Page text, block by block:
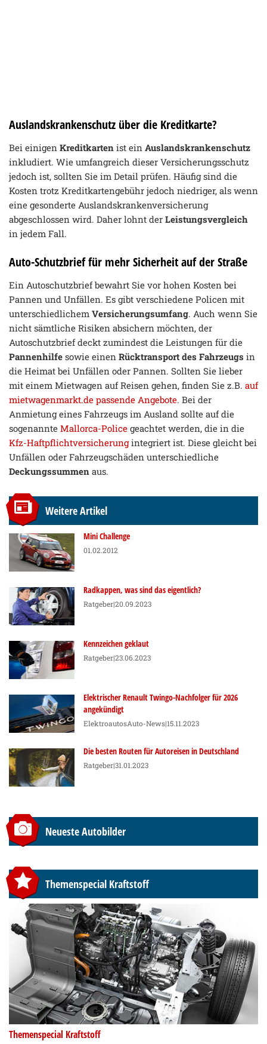
Auslandskrankenschutz über die Kreditkarte?
Bei einigen Kreditkarten ist ein Auslandskrankenschutz
inkludiert. Wie umfangreich dieser Versicherungsschutz
jedoch ist, sollten Sie im Detail prüfen. Häufig sind die
Kosten trotz Kreditkartengebühr jedoch niedriger, als wenn
eine gesonderte Auslandskrankenversicherung
abgeschlossen wird. Daher lohnt der Leistungsvergleich
in jedem Fall.
Auto-Schutzbrief für mehr Sicherheit auf der Straße
Ein Autoschutzbrief bewahrt Sie vor hohen Kosten bei
Pannen und Unfällen. Es gibt verschiedene Policen mit
unterschiedlichem Versicherungsumfang. Auch wenn Sie
nicht sämtliche Risiken absichern möchten, der
Autoschutzbrief deckt zumindest die Leistungen für die
Pannenhilfe sowie einen Rücktransport des Fahrzeugs in
die Heimat bei Unfällen oder Pannen. Sollten Sie lieber
mit einem Mietwagen auf Reisen gehen, finden Sie z.B. auf
mietwagenmarkt.de passende Angebote. Bei der
Anmietung eines Fahrzeugs im Ausland sollte auf die
sogenannte Mallorca-Police geachtet werden, die in die
Kfz-Haftpflichtversicherungintegriert ist. Diese gleicht bei
Unfällen oder Fahrzeugschäden unterschiedliche
Deckungssummen aus.
Weitere Artikel
Mini Challenge
01.02.2012
Radkappen, was sind das eigentlich?
Ratgeber|20.09.2023
Kennzeichen geklaut
Ratgeber|23.06.2023
Elektrischer Renault Twingo-Nachfolger für 2026
angekündigt
ElektroautosAuto-News|15.11.2023
Die besten Routen für Autoreisen in Deutschland
Ratgeber|31.01.2023
Neueste Autobilder
Themenspecial Kraftstoff
Themenspecial Kraftstoff